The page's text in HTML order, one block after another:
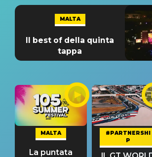
MALTA
Il best of della quinta
tappa
MALTA
La puntata
#PARTNERSHI
P